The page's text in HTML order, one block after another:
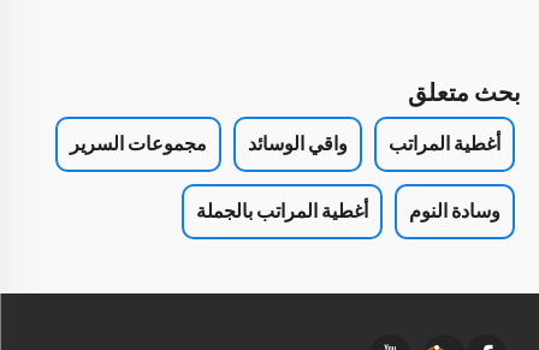
بحث متعلق
أغطية المراتب واقي الوسائد مجموعات السرير
وسادة النوم أغطية المراتب بالجملة